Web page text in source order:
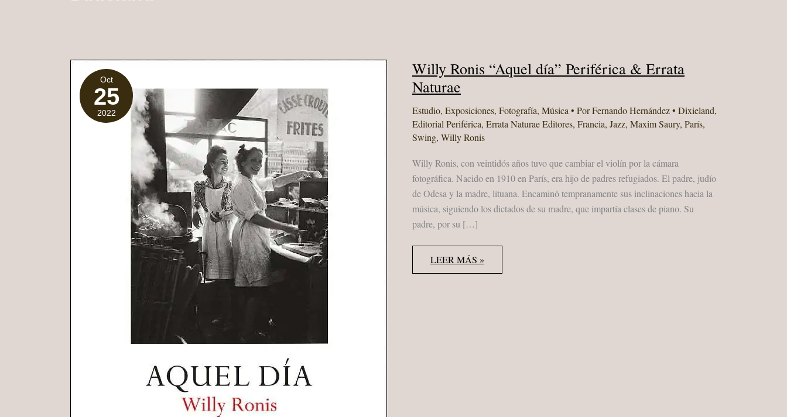
Oct
25
2022
Willy Ronis “Aquel día” Periférica & Errata
Naturae
Estudio, Exposiciones, Fotografía, Música• PorFernando Hernández• Dixieland,
Editorial Periférica, Errata Naturae Editores, Francia, Jazz, Maxim Saury, París,
Swing, Willy Ronis
Willy Ronis, con veintidós años tuvo que cambiar el violín por la cámara
fotográfica. Nacido en 1910 en París, era hijo de padres refugiados. El padre, judío
de Odesa y la madre, lituana. Encaminó tempranamente sus inclinaciones hacia la
música, siguiendo los dictados de su madre, que impartía clases de piano. Su
padre, por su […]
WILLY
RONIS
“AQUEL
LEER MÁS »